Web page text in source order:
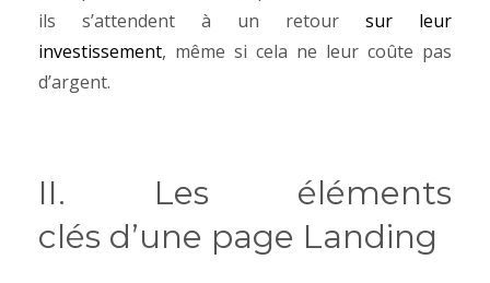
ils s’attendent à un retour sur leur
investissement, même si cela ne leur coûte pas
d’argent.
II. Les éléments
clés d’une page Landing